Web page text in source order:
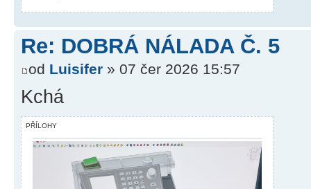
Re: DOBRÁ NÁLADA Č. 5
od Luisifer » 07 čer 2026 15:57
Kchá
PŘÍLOHY